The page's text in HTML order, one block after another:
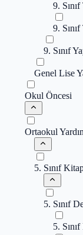
9.
9.
9. Sınıf
Genel Lise
Okul Öncesi
Ortaokul
5. Sınıf
5. Sınıf
5.